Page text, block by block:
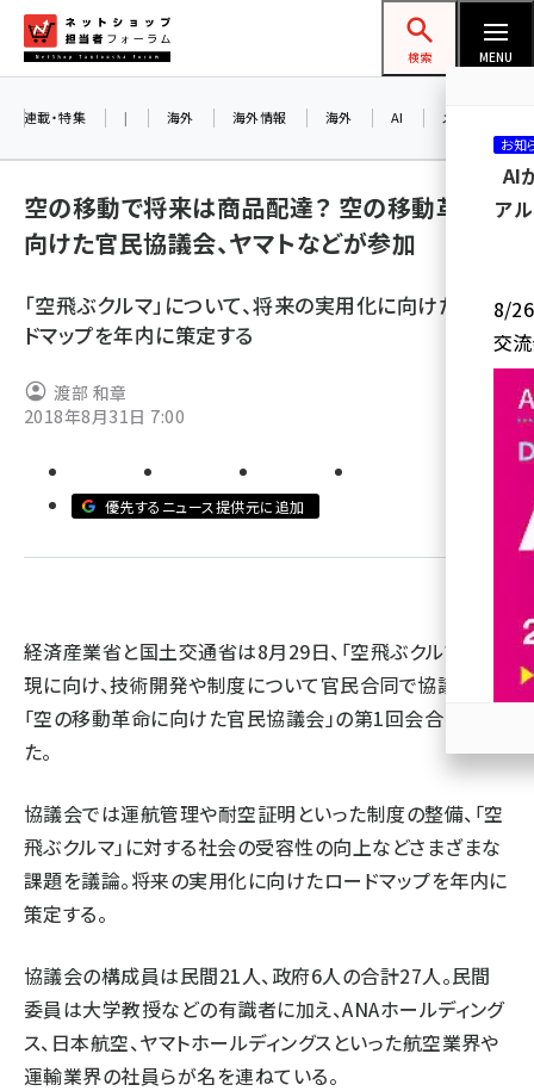
ン
ネットショップ担当者フォーラム
検索 MENU
yahoo (1908)
ecbeing (1211)
base (1083)
連載・特集 | 海外 海外情報 海外 AI メタバース
空の移動で将来は商品配達？ 空の移動革命に
向けた官民協議会、ヤマトなどが参加
「空飛ぶクルマ」について、将来の実用化に向けたロー
ドマップを年内に策定する
渡部 和章
2018年8月31日 7:00
優先するニュース提供元に追加
経済産業省と国土交通省は8月29日、「空飛ぶクルマ」の実
現に向け、技術開発や制度について官民合同で協議する
「空の移動革命に向けた官民協議会」の第1回会合を開い
た。
協議会では運航管理や耐空証明といった制度の整備、「空
飛ぶクルマ」に対する社会の受容性の向上などさまざまな
課題を議論。将来の実用化に向けたロードマップを年内に
策定する。
協議会の構成員は民間21人、政府6人の合計27人。民間
委員は大学教授などの有識者に加え、ANAホールディング
ス、日本航空、ヤマトホールディングスといった航空業界や
運輸業界の社員らが名を連ねている。
お知
AI
ア
8/26
交
参